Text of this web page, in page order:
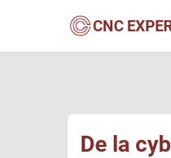
contenu
CNC
De la